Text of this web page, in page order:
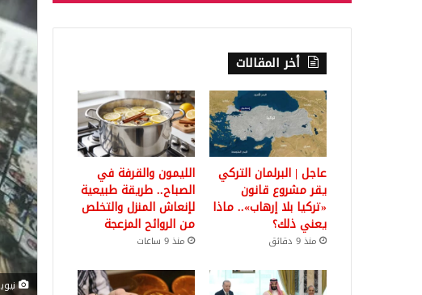
أخر المقالات
عاجل | البرلمان التركي
يقر مشروع قانون
«تركيا بلا إرهاب».. ماذا
يعني ذلك؟
منذ 9 دقائق
الليمون والقرفة في
الصباح.. طريقة طبيعية
لإنعاش المنزل والتخلص
من الروائح المزعجة
منذ 9 ساعات